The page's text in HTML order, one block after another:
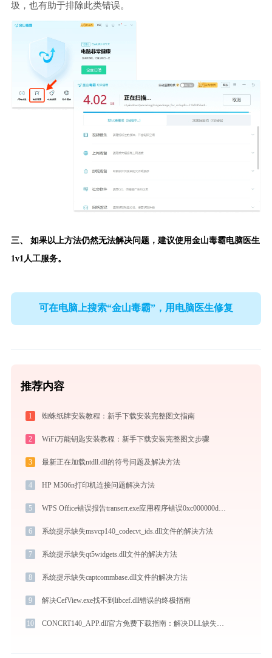
圾，也有助于排除此类错误。
三、 如果以上方法仍然无法解决问题，建议使用金山毒霸电脑医生
1v1人工服务。
可在电脑上搜索“金山毒霸”，用电脑医生修复
推荐内容
1 蜘蛛纸牌安装教程：新手下载安装完整图文指南
2 WiFi万能钥匙安装教程：新手下载安装完整图文步骤
3 最新正在加载ntdll.dll的符号问题及解决方法
4 HP M506n打印机连接问题解决方法
5 WPS Office错误报告transerr.exe应用程序错误0xc000000d解决方法
6 系统提示缺失msvcp140_codecvt_ids.dll文件的解决方法
7 系统提示缺失qt5widgets.dll文件的解决方法
8 系统提示缺失captcommbase.dll文件的解决方法
9 解决CefView.exe找不到libcef.dll错误的终极指南
10